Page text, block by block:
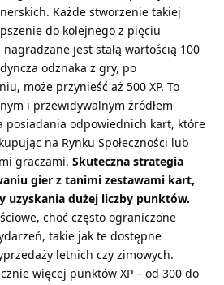
Każde stworzenie takiej
do kolejnego z pięciu
jest stałą wartością 100
odznaka z gry, po
może przynieść aż 500 XP. To
i przewidywalnym źródłem
posiadania odpowiednich kart, które
na Rynku Społeczności lub
graczami. Skuteczna strategia
gier z tanimi zestawami kart,
uzyskania dużej liczby punktów.
choć często ograniczone
takie jak te dostępne
letnich czy zimowych.
więcej punktów XP – od 300 do